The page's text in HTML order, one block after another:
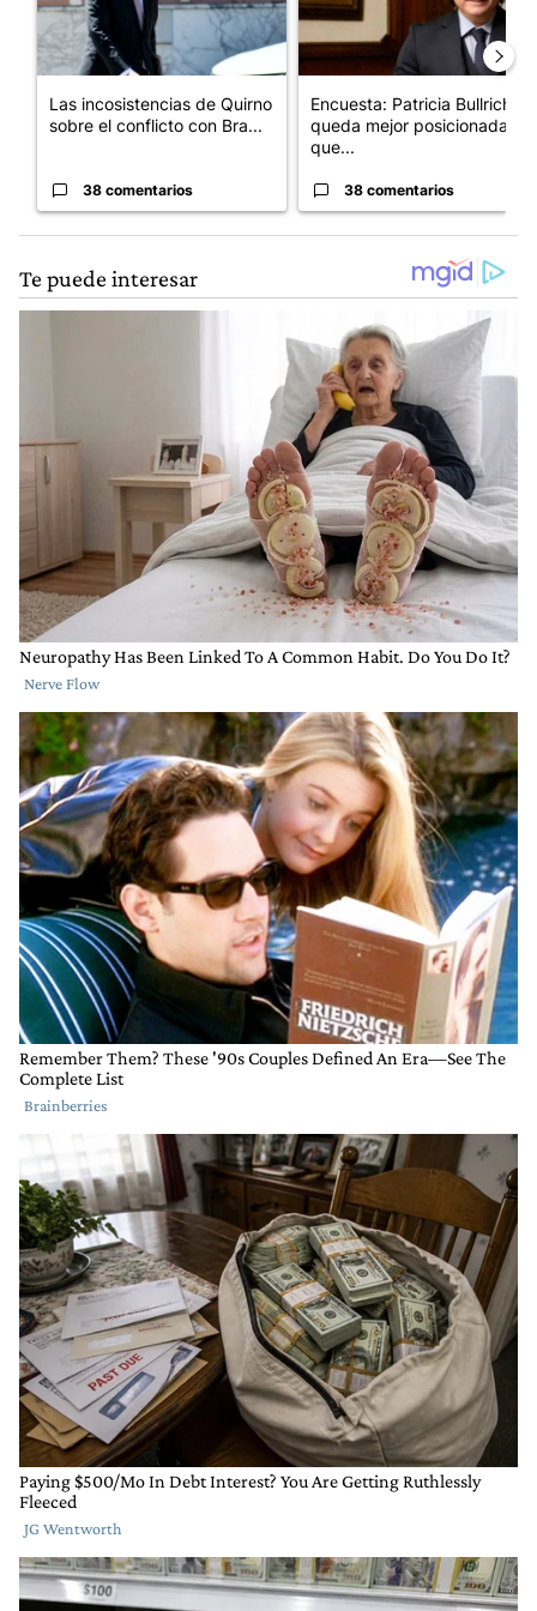
Las incosistencias de Quirno
sobre el conflicto con Bra...
38 comentarios
Encuesta: Patricia Bullrich
queda mejor posicionada
que...
38 comentarios